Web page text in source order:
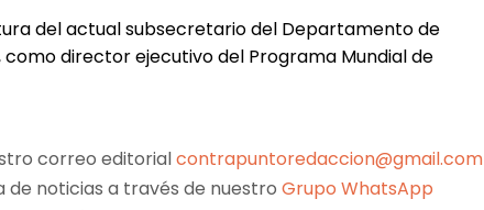
del actual subsecretario del Departamento de
como director ejecutivo del Programa Mundial de
correo editorialcontrapuntoredaccion@gmail.com
de noticias a través de nuestroGrupo WhatsApp